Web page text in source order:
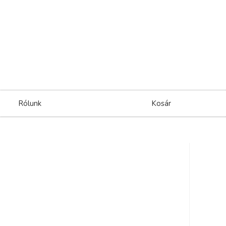
Rólunk Kosár